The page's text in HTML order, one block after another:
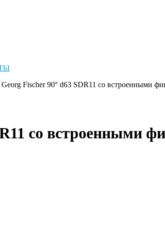
Fischer 90° d63 SDR11 со встроенными
со встроенными